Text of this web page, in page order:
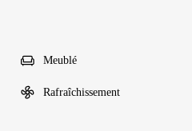
Meublé
Rafraîchissement